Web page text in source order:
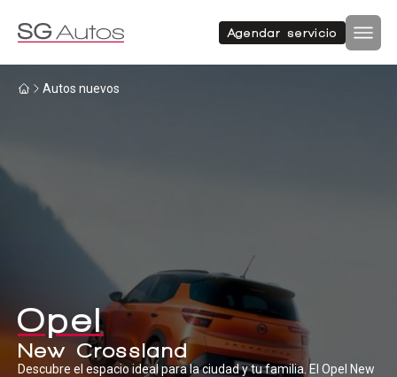
Agendar servicio
Repuestos
Sucursales
Compramos tu auto
Acerca de SG Autos
Financiamiento
Flotas
Autos nuevos
Autos usados
SUV
Sedan
Furgón
Autos nuevos
Opel
New Crossland
Descubre el espacio ideal para la ciudad y tu familia. El Opel New